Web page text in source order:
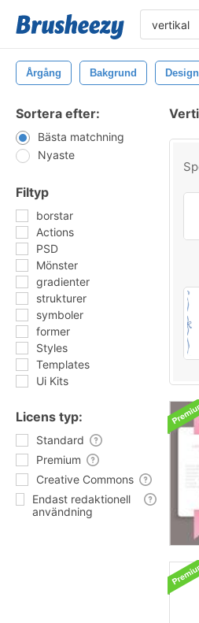
Årgång Bakgrund Design
Sortera efter:
Bästa matchning
Nyaste
Filtyp
borstar
Actions
PSD
Mönster
gradienter
strukturer
symboler
former
Styles
Templates
Ui Kits
Licens typ:
Standard
Premium
Creative Commons
Endast redaktionell
användning